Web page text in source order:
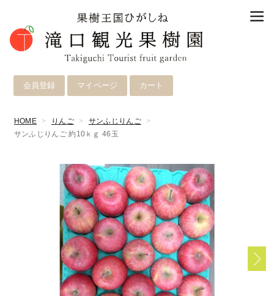
カート
マイページ
会員登録
HOME りんご
サンふじりんご
サンふじりんご 約10ｋｇ 46玉